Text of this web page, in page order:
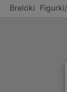
Breloki